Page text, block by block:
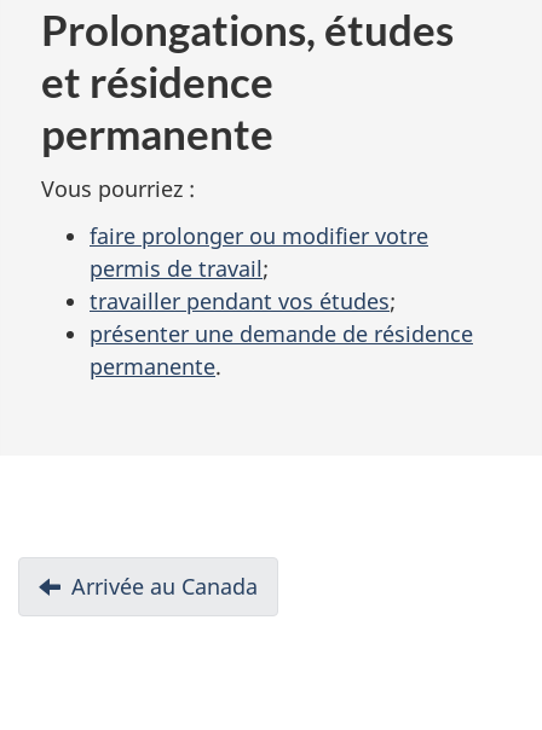
Prolongations, études
et résidence
permanente
Vous pourriez :
faire prolonger ou modifier votre
permis de travail;
travailler pendant vos études;
présenter une demande de résidence
permanente.
D
Précédent:
Arrivée au Canada